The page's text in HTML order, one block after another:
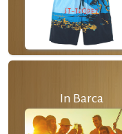
In Barca